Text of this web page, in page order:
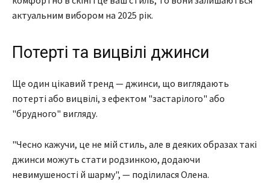
актуальним вибором на 2025 рік.
Потерті та вицвілі джинси
Ще один цікавий тренд — джинси, що виглядають
потерті або вицвілі, з ефектом "застарілого" або
"брудного" вигляду.
"Чесно кажучи, це не мій стиль, але в деяких образах такі
джинси можуть стати родзинкою, додаючи
невимушеності й шарму", — поділилася Олена.